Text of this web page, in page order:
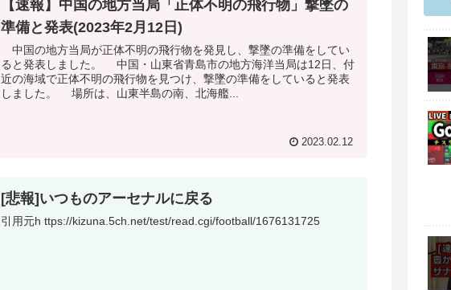
【速報】中国の地方当局「正体不明の飛行物」撃墜の
準備と発表(2023年2月12日)
中国の地方当局が正体不明の飛行物を発見し、撃墜の準備をしてい
ると発表しました。 中国・山東省青島市の地方海洋当局は12日、付
近の海域で正体不明の飛行物を見つけ、撃墜の準備をしていると発表
しました。 場所は、山東半島の南、北海艦...
2023.02.12
[悲報]いつものアーセナルに戻る
引用元h ttps://kizuna.5ch.net/test/read.cgi/football/1676131725